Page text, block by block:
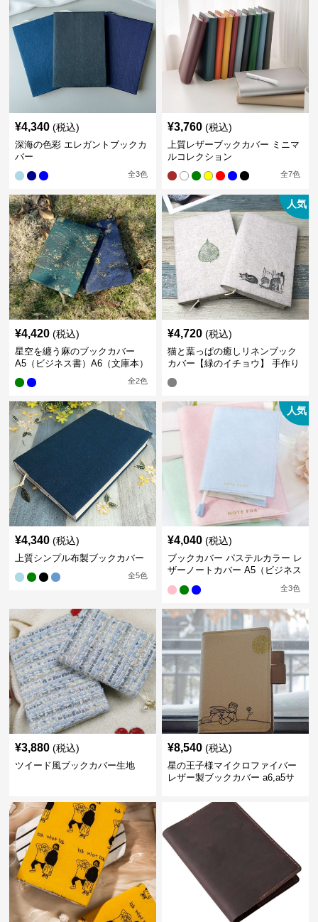
¥4,340 (税込)
深海の色彩 エレガントブックカ
バー
全3色
¥3,760 (税込)
上質レザーブックカバー ミニマ
ルコレクション
全7色
¥4,420 (税込)
星空を纏う麻のブックカバー
A5（ビジネス書）A6（文庫本）
全2色
人気
¥4,720 (税込)
猫と葉っぱの癒しリネンブック
カバー【緑のイチョウ】 手作り
¥4,340 (税込)
上質シンプル布製ブックカバー
全5色
人気
¥4,040 (税込)
ブックカバー パステルカラー レ
ザーノートカバー A5（ビジネス
全3色
¥3,880 (税込)
ツイード風ブックカバー生地
¥8,540 (税込)
星の王子様マイクロファイバー
レザー製ブックカバー a6,a5サ